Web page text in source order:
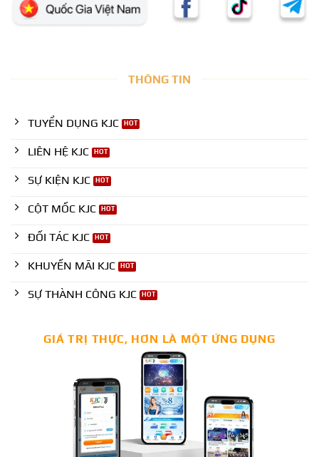
THÔNG TIN
TUYỂN DỤNG KJC
LIÊN HỆ KJC
SỰ KIỆN KJC
CỘT MỐC KJC
ĐỐI TÁC KJC
KHUYẾN MÃI KJC
SỰ THÀNH CÔNG KJC
GIÁ TRỊ THỰC, HƠN LÀ MỘT ỨNG DỤNG